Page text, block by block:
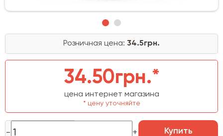
Розничная цена: 34.5грн.
34.50грн.*
цена интернет магазина
* цену уточняйте
Купить